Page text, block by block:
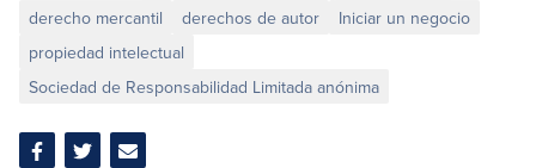
derecho mercantil
derechos de autor
Iniciar un negocio
propiedad intelectual
Sociedad de Responsabilidad Limitada anónima